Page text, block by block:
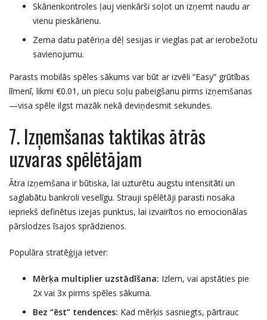
Skārienkontroles ļauj vienkārši soļot un izņemt naudu ar
vienu pieskārienu.
Zema datu patēriņa dēļ sesijas ir vieglas pat ar ierobežotu
savienojumu.
Parasts mobilās spēles sākums var būt ar izvēli “Easy” grūtības
līmenī, likmi €0.01, un piecu soļu pabeigšanu pirms izņemšanas
—visa spēle ilgst mazāk nekā deviņdesmit sekundes.
7. Izņemšanas taktikas ātrās
uzvaras spēlētājam
Ātra izņemšana ir būtiska, lai uzturētu augstu intensitāti un
saglabātu bankroli veselīgu. Strauji spēlētāji parasti nosaka
iepriekš definētus izejas punktus, lai izvairītos no emocionālas
pārslodzes īsajos sprādzienos.
Populāra stratēģija ietver:
Mērķa multiplier uzstādīšana: Izlem, vai apstāties pie
2x vai 3x pirms spēles sākuma.
Bez “ēst” tendences: Kad mērķis sasniegts, pārtrauc